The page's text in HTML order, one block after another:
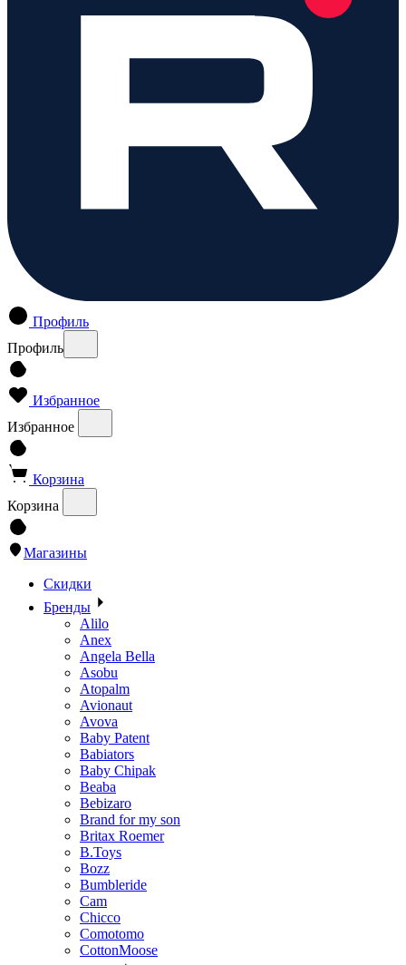
Профиль
Профиль
Избранное
Избранное
Корзина
Корзина
Магазины
Скидки
Бренды
Alilo
Anex
Angela Bella
Asobu
Atopalm
Avionaut
Avova
Baby Patent
Babiators
Baby Chipak
Beaba
Bebizaro
Brand for my son
Britax Roemer
B.Toys
Bozz
Bumbleride
Cam
Chicco
Comotomo
CottonMoose